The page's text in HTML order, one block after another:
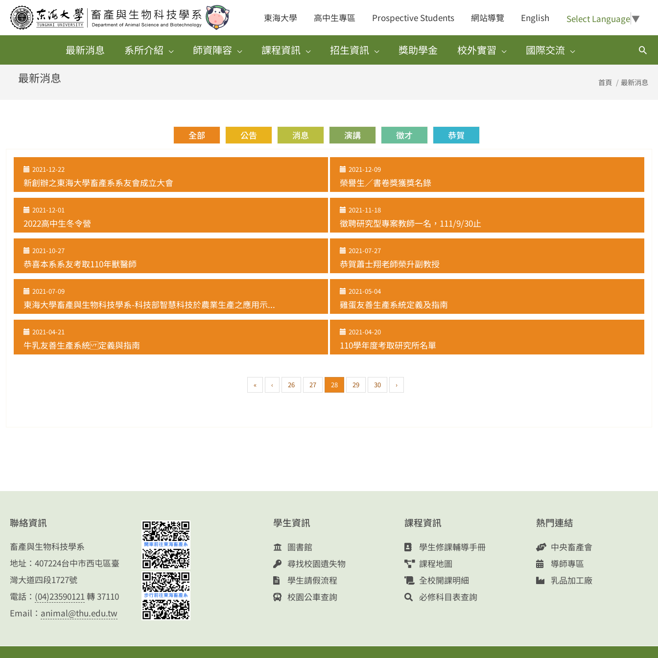
東海大學 高中生專區 Prospective Students 網站導覽 English Select Language▼
最新消息 系所介紹 師資陣容 課程資訊 招生資訊 獎助學金 校外實習 國際交流
搜
尋
最新消息 首頁 最新消息
全部 公告 消息 演講 徵才 恭賀
2021-12-22
新創辦之東海大學畜產系系友會成立大會
2021-12-09
榮譽生／書卷獎獲獎名錄
2021-12-01
2022高中生冬令營
2021-11-18
徵聘研究型專案教師一名，111/9/30止
2021-10-27
恭喜本系系友考取110年獸醫師
2021-07-27
恭賀蕭士翔老師榮升副教授
2021-07-09
東海大學畜產與生物科技學系-科技部智慧科技於農業生產之應用示...
2021-05-04
雞蛋友善生產系統定義及指南
2021-04-21
牛乳友善生產系統 定義與指南
2021-04-20
110學年度考取研究所名單
« ‹ 26 27 28 29 30 ›
聯絡資訊
畜產與生物科技學系
地址：407224台中市西屯區臺
灣大道四段1727號
電話： (04)23590121轉 37110
Email： animal@thu.edu.tw
學生資訊
圖書館
尋找校園遺失物
學生請假流程
校園公車查詢
課程資訊
學生修課輔導手冊
課程地圖
全校開課明細
必修科目表查詢
熱門連結
中央畜產會
導師專區
乳品加工廠